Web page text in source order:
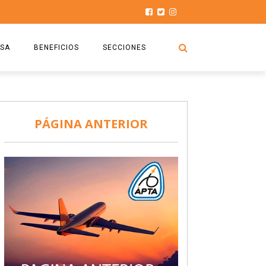
BENEFICIOS
COMISIÓN
SECCIONES
SEGURIDAD AÉREA
TURISMO Y RECREACIÓN
VIDEOS
PÁGINA ANTERIOR